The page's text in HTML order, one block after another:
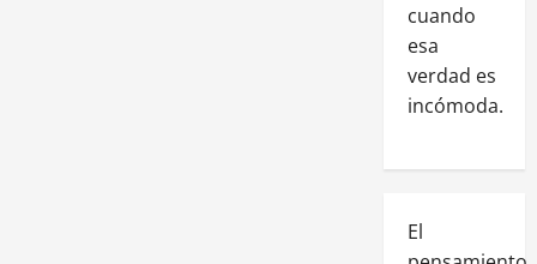
cuando
esa
verdad es
incómoda.
El